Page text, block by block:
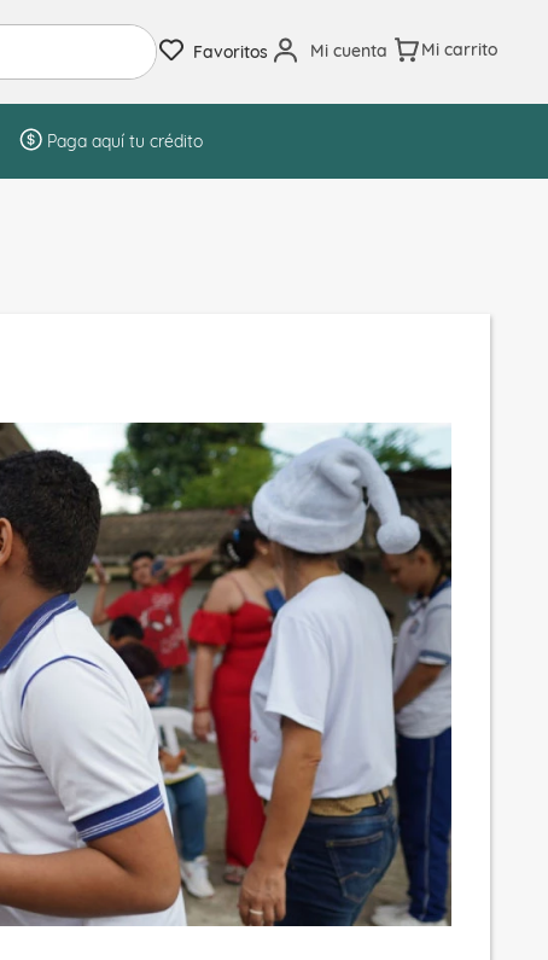
Favoritos Mi cuenta
Paga aquí tu crédito